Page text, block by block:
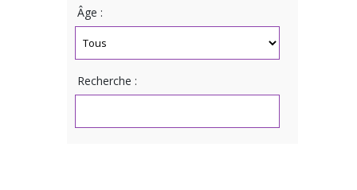
Âge :
Recherche :